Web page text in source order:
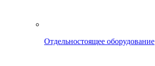
Отдельностоящее оборудование